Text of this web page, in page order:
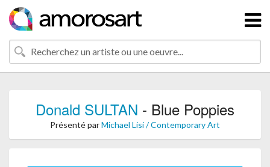
Donald SULTAN - Blue Poppies
Présenté parMichael Lisi / Contemporary Art